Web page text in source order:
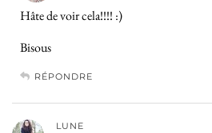
Hâte de voir cela!!!! :)
Bisous
RÉPONDRE
LUNE